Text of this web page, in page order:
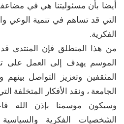
أيضا بأن مسئوليتنا هي في
التي قد تساهم في تنمية الوعي
الفكرية.
من هذا المنطلق فإن المنتدى
الموسم يهدف إلى العمل على
المثقفين وتعزيز التواصل بينهم
الجامعة ، ونقد الأفكار المتخلفة
وسيكون موسمنا بإذن الله
الشخصيات الفكرية